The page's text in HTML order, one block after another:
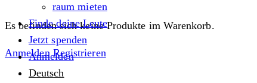
Es befinden sich keine Produkte im Warenkorb.
Anmelden Registrieren
raum mieten
Finde deine Leute
Jetzt spenden
Anmelden
Deutsch